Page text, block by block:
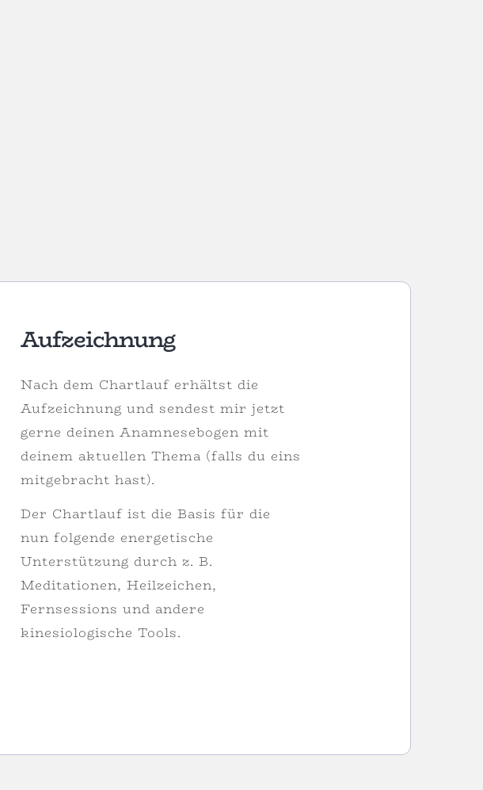
Aufzeichnung
Nach dem Chartlauf erhältst die
Aufzeichnung und sendest mir jetzt
gerne deinen Anamnesebogen mit
deinem aktuellen Thema (falls du eins
mitgebracht hast).
Der Chartlauf ist die Basis für die
nun folgende energetische
Unterstützung durch z. B.
Meditationen, Heilzeichen,
Fernsessions und andere
kinesiologische Tools.